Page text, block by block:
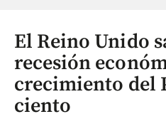
El Reino Unido
recesión
crecimiento del
ciento